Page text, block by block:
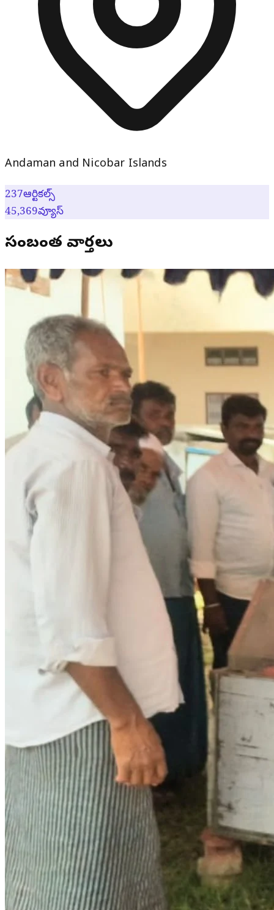
Andaman and Nicobar Islands
237ఆర్టికల్స్
45,369వ్యూస్
సంబంధిత వార్తలు